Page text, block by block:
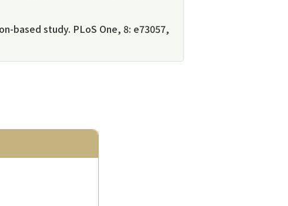
based study. PLoS One, 8: e73057,